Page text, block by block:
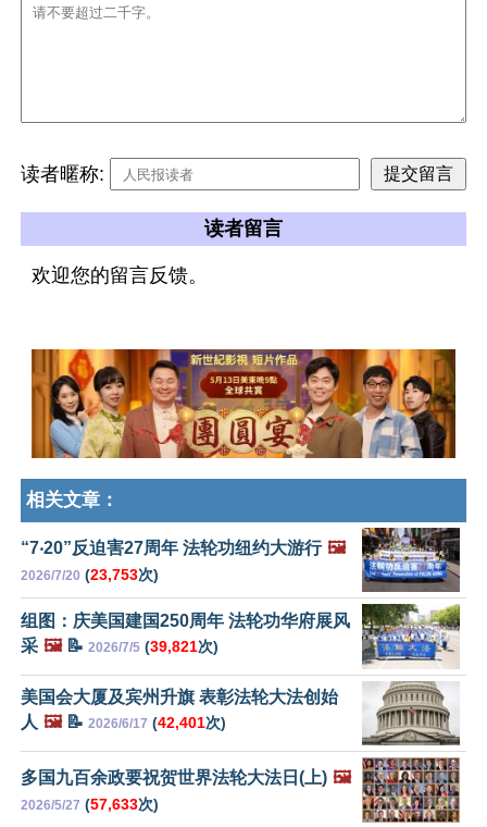
读者暱称:
读者留言
欢迎您的留言反馈。
相关文章：
“7‧20”反迫害27周年 法轮功纽约大游行 🖼️
2026/7/20 (23,753次)
组图：庆美国建国250周年 法轮功华府展风
采 🖼️📝 2026/7/5 (39,821次)
美国会大厦及宾州升旗 表彰法轮大法创始
人 🖼️📝 2026/6/17 (42,401次)
多国九百余政要祝贺世界法轮大法日(上) 🖼️
2026/5/27 (57,633次)